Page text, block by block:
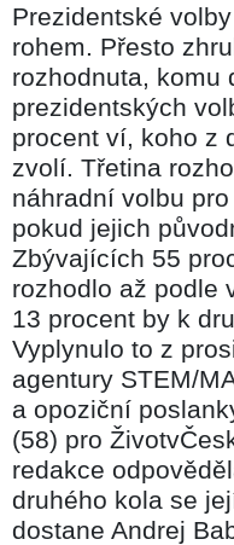
Prezidentské
rohem. Přesto
rozhodnuta, komu
prezidentských
procent ví, koho z
zvolí. Třetina
náhradní volbu
pokud jejich
Zbývajících 55
rozhodlo až podle
13 procent by k
Vyplynulo to z
agentury STEM/
a opoziční
(58) pro
redakce
druhého kola se
dostane Andrej